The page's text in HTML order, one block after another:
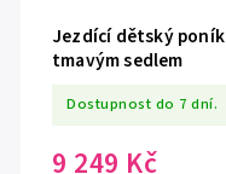
Jezdící dětský poník mechanický Ponnie Tiara M s
tmavým sedlem
Dostupnost do 7 dní.
9 249 Kč